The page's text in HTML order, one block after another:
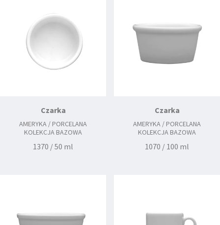
Czarka
AMERYKA / PORCELANA
KOLEKCJA BAZOWA
1370 / 50 ml
Czarka
AMERYKA / PORCELANA
KOLEKCJA BAZOWA
1070 / 100 ml